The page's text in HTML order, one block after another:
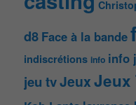
d8 Face à la bande
indiscrétions info info
jeu tvJeuxJeux